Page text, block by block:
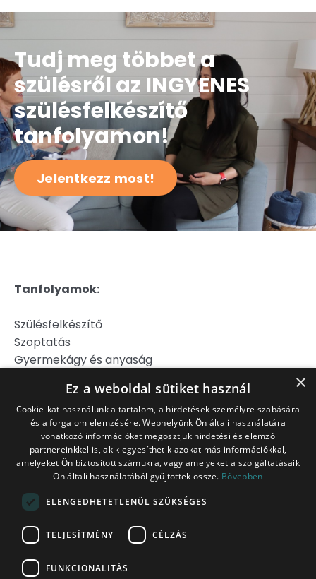
Tudj meg többet a
szülésről az INGYENES
szülésfelkészítő
tanfolyamon!
Jelentkezz most!
Tanfolyamok:
Szülésfelkészítő
Szoptatás
Gyermekágy és anyaság
Szülj könnyebben!
Jogi Nyilatkozat
Adatkezelési Tájékoztató
Általános Szerződési Feltételek
Belépés tagoknak
ITT!
Platina Csomag
×
Ez a weboldal sütiket használ
Cookie-kat használunk a tartalom, a hirdetések személyre szabására
és a forgalom elemzésére. Webhelyünk Ön általi használatára
vonatkozó információkat megosztjuk hirdetési és elemző
partnereinkkel is, akik egyesíthetik azokat más információkkal,
amelyeket Ön biztosított számukra, vagy amelyeket a szolgáltatásaik
Ön általi használatából gyűjtöttek össze. Bővebben
ELENGEDHETETLENÜL SZÜKSÉGES
TELJESÍTMÉNY CÉLZÁS
FUNKCIONALITÁS